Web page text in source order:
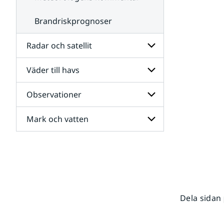
Brandriskprognoser
Radar och satellit
Undersidor
för
Radar
och
satellit
Väder till havs
Undersidor
för
Väder
till
havs
Observationer
Undersidor
för
Mark och vatten
Dela sidan